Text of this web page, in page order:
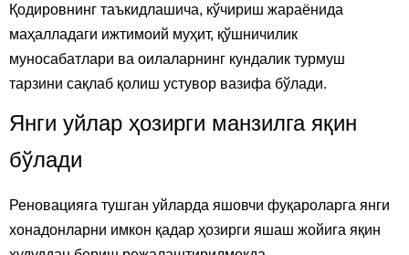
Қодировнинг таъкидлашича, кўчириш жараёнида
маҳалладаги ижтимоий муҳит, қўшничилик
муносабатлари ва оилаларнинг кундалик турмуш
тарзини сақлаб қолиш устувор вазифа бўлади.
Янги уйлар ҳозирги манзилга яқин
бўлади
Реновацияга тушган уйларда яшовчи фуқароларга янги
хонадонларни имкон қадар ҳозирги яшаш жойига яқин